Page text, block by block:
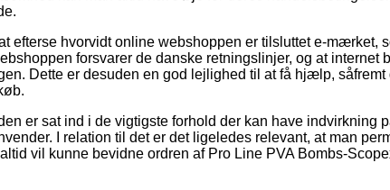
efterse hvorvidt online webshoppen er tilsluttet e-mærket,
forsvarer de danske retningslinjer, og at internet
Dette er desuden en god lejlighed til at få hjælp, såfremt
er sat ind i de vigtigste forhold der kan have indvirkning
I relation til det er det ligeledes relevant, at man
vil kunne bevidne ordren af Pro Line PVA Bombs-